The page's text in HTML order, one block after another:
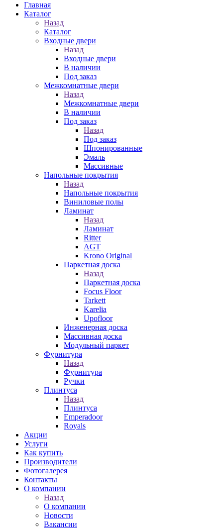
Главная
Каталог
Назад
Каталог
Входные двери
Назад
Входные двери
В наличии
Под заказ
Межкомнатные двери
Назад
Межкомнатные двери
В наличии
Под заказ
Назад
Под заказ
Шпонированные
Эмаль
Массивные
Напольные покрытия
Назад
Напольные покрытия
Виниловые полы
Ламинат
Назад
Ламинат
Ritter
AGT
Krono Original
Паркетная доска
Назад
Паркетная доска
Focus Floor
Tarkett
Karelia
Upofloor
Инженерная доска
Массивная доска
Модульный паркет
Фурнитура
Назад
Фурнитура
Ручки
Плинтуса
Назад
Плинтуса
Emperadoor
Royals
Акции
Услуги
Как купить
Производители
Фотогалерея
Контакты
О компании
Назад
О компании
Новости
Вакансии